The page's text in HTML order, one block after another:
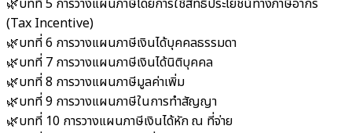
🌿บทที่ 5 การวางแผนภาษีโดยการใช้สิทธิประโยชน์ทางภาษีอากร
(Tax Incentive)
🌿บทที่ 6 การวางแผนภาษีเงินได้บุคคลธรรมดา
🌿บทที่ 7 การวางแผนภาษีเงินได้นิติบุคคล
🌿บทที่ 8 การวางแผนภาษีมูลค่าเพิ่ม
🌿บทที่ 9 การวางแผนภาษีในการทำสัญญา
🌿บทที่ 10 การวางแผนภาษีเงินได้หัก ณ ที่จ่าย